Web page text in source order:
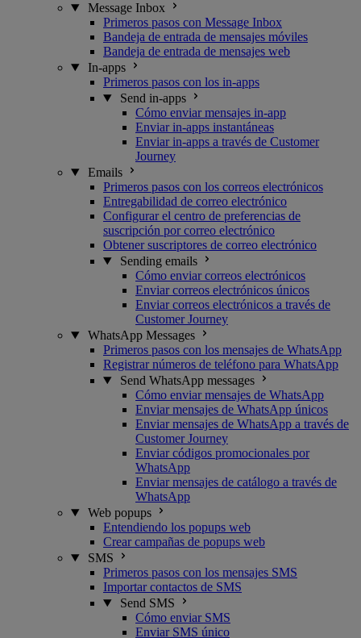
Message Inbox
Primeros pasos con Message Inbox
Bandeja de entrada de mensajes móviles
Bandeja de entrada de mensajes web
In-apps
Primeros pasos con los in-apps
Send in-apps
Cómo enviar mensajes in-app
Enviar in-apps instantáneas
Enviar in-apps a través de Customer
Journey
Emails
Primeros pasos con los correos electrónicos
Entregabilidad de correo electrónico
Configurar el centro de preferencias de
suscripción por correo electrónico
Obtener suscriptores de correo electrónico
Sending emails
Cómo enviar correos electrónicos
Enviar correos electrónicos únicos
Enviar correos electrónicos a través de
Customer Journey
WhatsApp Messages
Primeros pasos con los mensajes de WhatsApp
Registrar números de teléfono para WhatsApp
Send WhatsApp messages
Cómo enviar mensajes de WhatsApp
Enviar mensajes de WhatsApp únicos
Enviar mensajes de WhatsApp a través de
Customer Journey
Enviar códigos promocionales por
WhatsApp
Enviar mensajes de catálogo a través de
WhatsApp
Web popups
Entendiendo los popups web
Crear campañas de popups web
SMS
Primeros pasos con los mensajes SMS
Importar contactos de SMS
Send SMS
Cómo enviar SMS
Enviar SMS único